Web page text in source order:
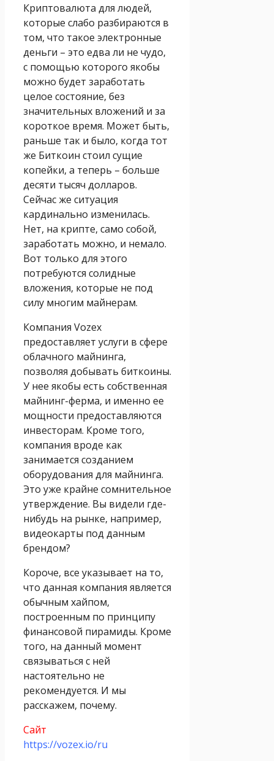
Криптовалюта для людей,
которые слабо разбираются в
том, что такое электронные
деньги – это едва ли не чудо,
с помощью которого якобы
можно будет заработать
целое состояние, без
значительных вложений и за
короткое время. Может быть,
раньше так и было, когда тот
же Биткоин стоил сущие
копейки, а теперь – больше
десяти тысяч долларов.
Сейчас же ситуация
кардинально изменилась.
Нет, на крипте, само собой,
заработать можно, и немало.
Вот только для этого
потребуются солидные
вложения, которые не под
силу многим майнерам.
Компания Vozex
предоставляет услуги в сфере
облачного майнинга,
позволяя добывать биткоины.
У нее якобы есть собственная
майнинг-ферма, и именно ее
мощности предоставляются
инвесторам. Кроме того,
компания вроде как
занимается созданием
оборудования для майнинга.
Это уже крайне сомнительное
утверждение. Вы видели где-
нибудь на рынке, например,
видеокарты под данным
брендом?
Короче, все указывает на то,
что данная компания является
обычным хайпом,
построенным по принципу
финансовой пирамиды. Кроме
того, на данный момент
связываться с ней
настоятельно не
рекомендуется. И мы
расскажем, почему.
Сайт
https://vozex.io/ru